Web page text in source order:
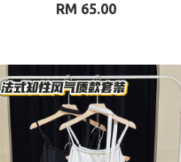
RM 65.00